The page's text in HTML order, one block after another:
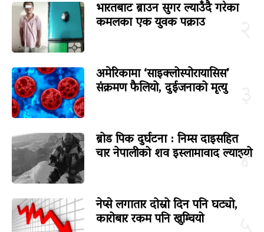
भारतबाट ब्राउन सुगर ल्याउँदै गरेका
कमलका एक युवक पक्राउ
अमेरिकामा ‘साइक्लोस्पोरायासिस’
संक्रमण फैलियो, दुईजनाको मृत्यु
४
ब्रोड पिक दुर्घटना : निम्स दाइसहित
चार नेपालीको शव इस्लामावाद ल्याइयो
नेप्से लगातार दोस्रो दिन पनि घट्यो,
कारोबार रकम पनि खुम्चियो